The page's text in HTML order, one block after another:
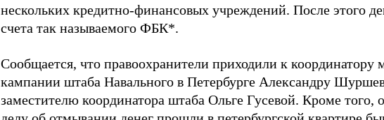
нескольких кредитно-финансовых учреждений. После этого
счета так называемого ФБК*.
Сообщается, что правоохранители приходили к координатору
кампании штаба Навального в Петербурге Александру
заместителю координатора штаба Ольге Гусевой. Кроме того,